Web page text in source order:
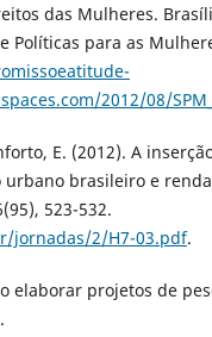
das Mulheres.
Políticas para as
2012/08/
E. (2012). A
urbano brasileiro e
523-532.
jornadas/2/H7-03.pdf.
elaborar projetos de